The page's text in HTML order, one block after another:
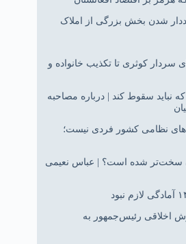
شدن بخش بزرگی از املاک
سردار کوثری تا تکذیب خانواده و
نباید سقوط کند | درباره مصاحبه
نظامی کشور فردی نیست؛
سخت‌تر شده است؟ | عباس نعیمی
اخلاقی رئیس‌جمهور به